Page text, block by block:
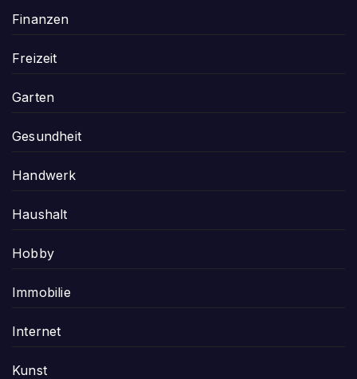
Finanzen
Freizeit
Garten
Gesundheit
Handwerk
Haushalt
Hobby
Immobilie
Internet
Kunst